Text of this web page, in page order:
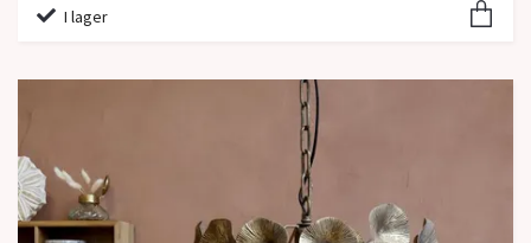
I lager